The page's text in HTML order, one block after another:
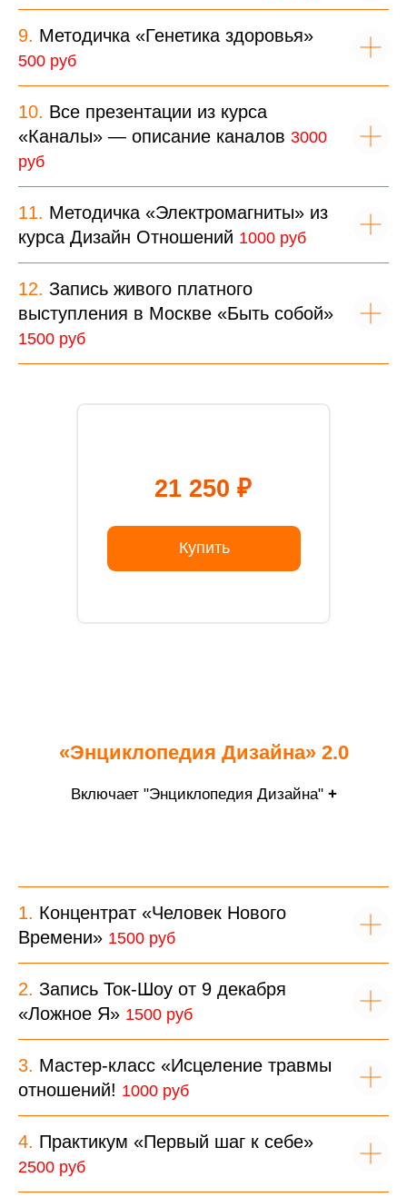
9. Методичка «Генетика здоровья»
500 руб
10. Все презентации из курса
«Каналы» — описание каналов 3000
руб
11. Методичка «Электромагниты» из
курса Дизайн Отношений 1000 руб
12. Запись живого платного
выступления в Москве «Быть собой»
1500 руб
21 250 ₽
Купить
«Энциклопедия Дизайна» 2.0
Включает "Энциклопедия Дизайна" +
1. Концентрат «Человек Нового
Времени» 1500 руб
2. Запись Ток-Шоу от 9 декабря
«Ложное Я» 1500 руб
3. Мастер-класс «Исцеление травмы
отношений! 1000 руб
4. Практикум «Первый шаг к себе»
2500 руб